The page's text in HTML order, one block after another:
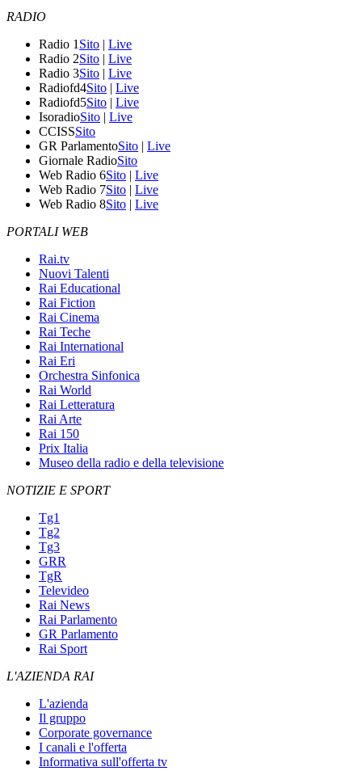
RADIO
Radio 1 Sito | Live
Radio 2Sito | Live
Radio 3Sito | Live
Radiofd4Sito | Live
Radiofd5Sito | Live
IsoradioSito | Live
CCISSSito
GR ParlamentoSito | Live
Giornale RadioSito
Web Radio 6Sito | Live
Web Radio 7Sito | Live
Web Radio 8Sito | Live
PORTALI WEB
Rai.tv
Nuovi Talenti
Rai Educational
Rai Fiction
Rai Cinema
Rai Teche
Rai International
Rai Eri
Orchestra Sinfonica
Rai World
Rai Letteratura
Rai Arte
Rai 150
Prix Italia
Museo della radio e della televisione
NOTIZIE E SPORT
Tg1
Tg2
Tg3
GRR
TgR
Televideo
Rai News
Rai Parlamento
GR Parlamento
Rai Sport
L'AZIENDA RAI
L'azienda
Il gruppo
Corporate governance
I canali e l'offerta
Informativa sull'offerta tv